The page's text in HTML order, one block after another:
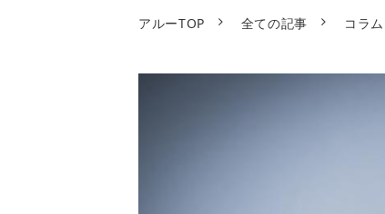
アルーTOP 全ての記事 コラム